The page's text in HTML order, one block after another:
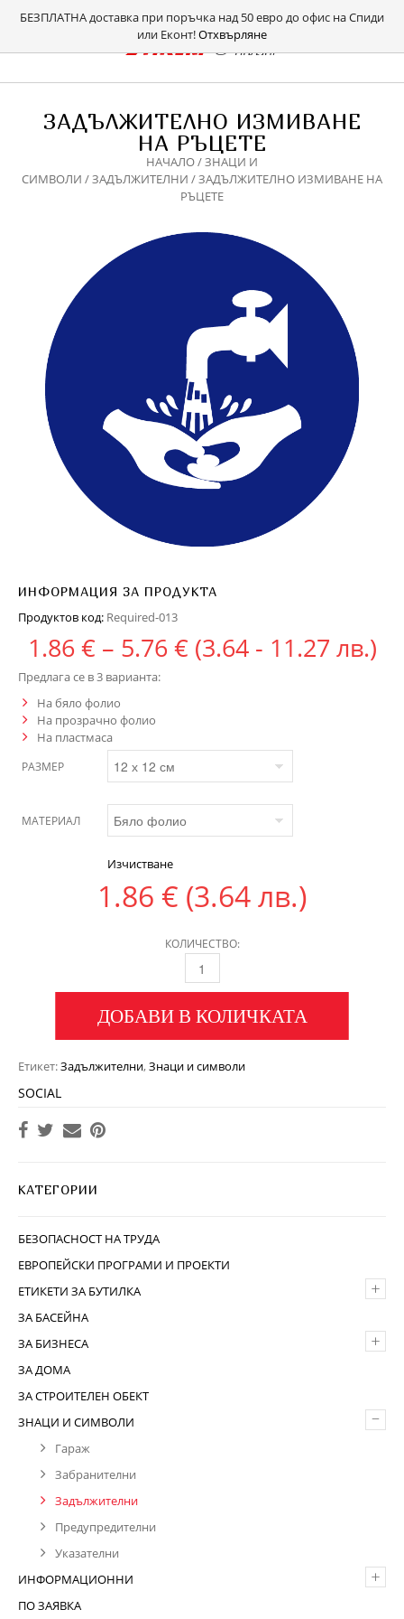
БЕЗПЛАТНА доставка при поръчка над 50 евро до офис на Спиди
или Еконт!Отхвърляне
ЗАДЪЛЖИТЕЛНО ИЗМИВАНЕ
НА РЪЦЕТЕ
НАЧАЛО/ЗНАЦИ И
СИМВОЛИ /ЗАДЪЛЖИТЕЛНИ / ЗАДЪЛЖИТЕЛНО ИЗМИВАНЕ НА
РЪЦЕТЕ
ИНФОРМАЦИЯ ЗА ПРОДУКТА
Продуктов код: Required-013
1.86 € – 5.76 €Price range: 1.86
(3.64 - 11.27 лв.)
Предлага се в 3 варианта:
На бяло фолио
На прозрачно фолио
На пластмаса
РАЗМЕР
МАТЕРИАЛ
Изчистване
1.86 € (3.64 лв.)
КОЛИЧЕСТВО:
ДОБАВИ В КОЛИЧКАТА
Етикет:Задължителни,Знаци и символи
SOCIAL
КАТЕГОРИИ
БЕЗОПАСНОСТ НА ТРУДА
ЕВРОПЕЙСКИ ПРОГРАМИ И ПРОЕКТИ
+
ЕТИКЕТИ ЗА БУТИЛКА
ЗА БАСЕЙНА
+
ЗА БИЗНЕСА
ЗА ДОМА
ЗА СТРОИТЕЛЕН ОБЕКТ
–
ЗНАЦИ И СИМВОЛИ
Гараж
Забранителни
Задължителни
Предупредителни
Указателни
+
ИНФОРМАЦИОННИ
ПО ЗАЯВКА